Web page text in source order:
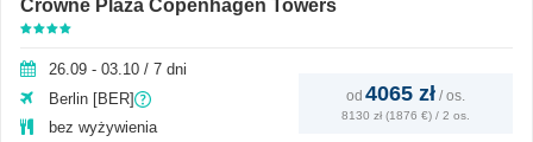
Crowne Plaza Copenhagen Towers
26.09 - 03.10 / 7 dni
Berlin [BER]
bez wyżywienia
od 4065 zł / os.
8130 zł (1876 €) / 2 os.